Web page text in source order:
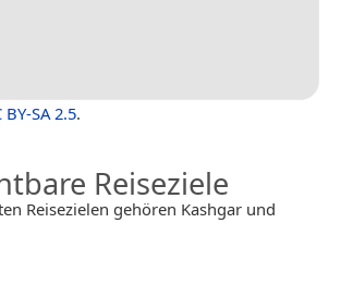
BY-SA 2.5.
Reiseziele
Reisezielen gehören Kashgar und